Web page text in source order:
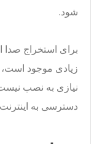
شود.
نیازی به نصب
دسترسی به اینترنت